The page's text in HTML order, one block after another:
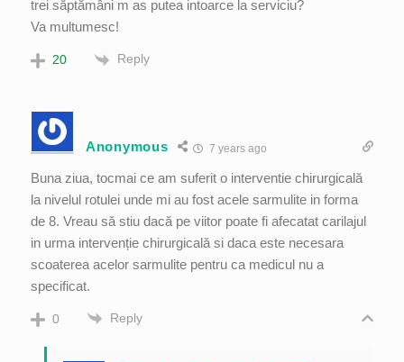
trei săptămâni m as putea intoarce la serviciu?
Va multumesc!
20 Reply
Anonymous 7 years ago
Buna ziua, tocmai ce am suferit o interventie chirurgicală
la nivelul rotulei unde mi au fost acele sarmulite in forma
de 8. Vreau să stiu dacă pe viitor poate fi afecatat carilajul
in urma intervenție chirurgicală si daca este necesara
scoaterea acelor sarmulite pentru ca medicul nu a
specificat.
0 Reply